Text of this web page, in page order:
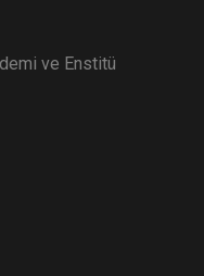
Kongresi -
ve Enstitü